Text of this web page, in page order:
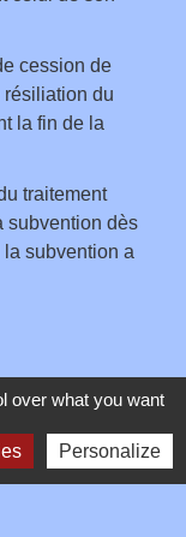
cession de
résiliation du
la fin de la
traitement
subvention dès
subvention a
sur cette page
over what you want
Personalize